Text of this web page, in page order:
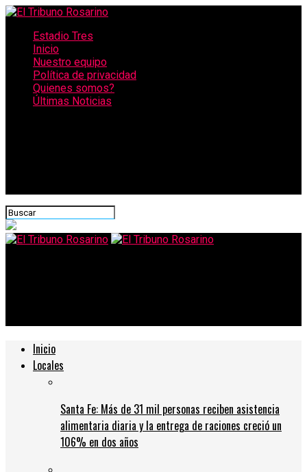
Estadio Tres
Inicio
Nuestro equipo
Política de privacidad
Quienes somos?
Últimas Noticias
Inicio
Locales
Santa Fe: Más de 31 mil personas reciben asistencia
alimentaria diaria y la entrega de raciones creció un
106% en dos años